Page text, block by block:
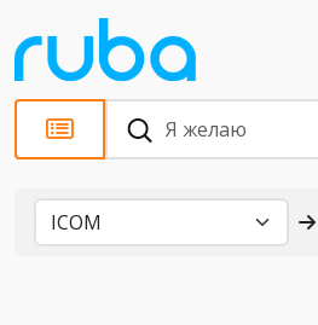
Бренды